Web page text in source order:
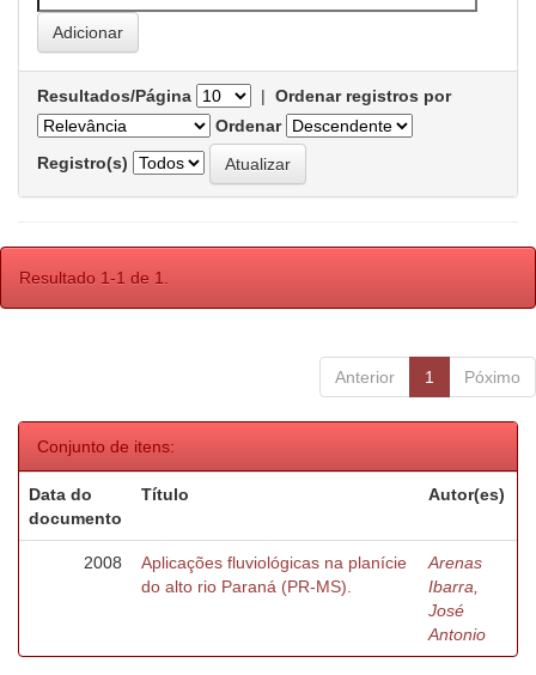
Resultados/Página | Ordenar registros por
Ordenar
Registro(s)
Resultado 1-1 de 1.
Anterior 1 Póximo
Conjunto de itens:
Data do
documento
Título Autor(es)
2008
Aplicações fluviológicas na planície
do alto rio Paraná (PR-MS).
Arenas
Ibarra,
José
Antonio